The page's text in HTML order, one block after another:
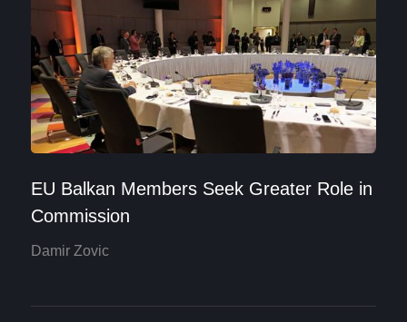
EU Balkan Members Seek Greater Role in
Commission
Damir Zovic